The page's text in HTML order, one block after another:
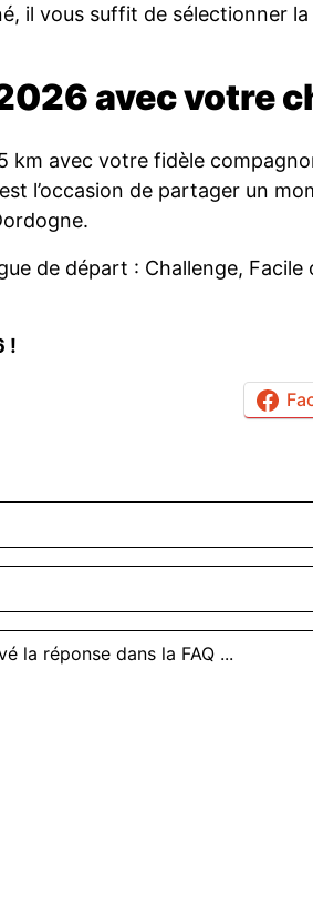
il vous suffit de sélectionner
avec votre
km avec votre fidèle
l’occasion de partager un
de départ : Challenge,
!